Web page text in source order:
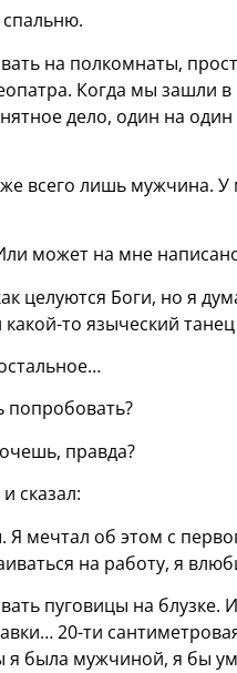
на полкомнаты,
Когда мы зашли
дело, один на
всего лишь мужчина.
может на мне
целуются Боги, но я
то языческий
попробовать?
правда?
сказал:
Я мечтал об этом с
на работу, я
пуговицы на блузке.
20-ти
я была мужчиной, я бы